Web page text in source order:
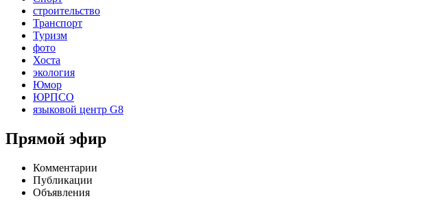
строительство
Транспорт
Туризм
фото
Хоста
экология
Юмор
ЮРПСО
языковой центр G8
Прямой эфир
Комментарии
Публикации
Объявления